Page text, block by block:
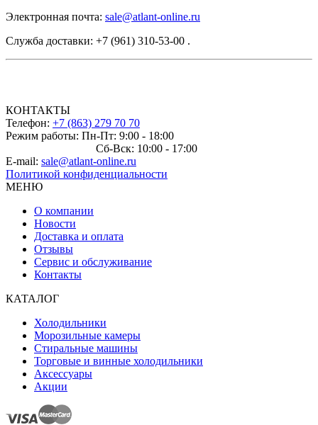
Электронная почта: sale@atlant-online.ru
Служба доставки: +7 (961) 310-53-00 .
КОНТАКТЫ
Телефон: +7 (863) 279 70 70
Режим работы: Пн-Пт: 9:00 - 18:00
Сб-Вск: 10:00 - 17:00
E-mail: sale@atlant-online.ru
Политикой конфиденциальности
МЕНЮ
О компании
Новости
Доставка и оплата
Отзывы
Сервис и обслуживание
Контакты
КАТАЛОГ
Холодильники
Морозильные камеры
Стиральные машины
Торговые и винные холодильники
Аксессуары
Акции